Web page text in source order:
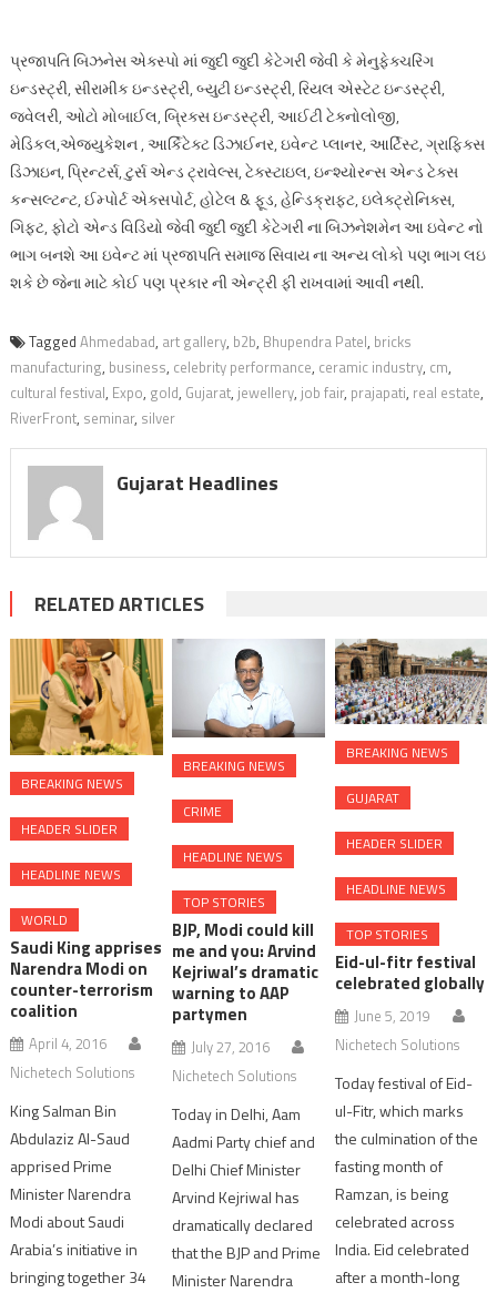
પ્રજાપતિ બિઝનેસ એક્સ્પો માં જુદી જુદી કેટેગરી જેવી કે મેનુફેક્ચરિંગ
ઇન્ડસ્ટ્રી, સીરામીક ઇન્ડસ્ટ્રી, બ્યુટી ઇન્ડસ્ટ્રી, રિયલ એસ્ટેટ ઇન્ડસ્ટ્રી,
જવેલરી, ઓટો મોબાઈલ, બ્રિક્સ ઇન્ડસ્ટ્રી, આઈટી ટેક્નોલોજી,
મેડિકલ,એજ્યુકેશન , આર્કિટેક્ટ ડિઝાઈનર, ઇવેન્ટ પ્લાનર, આર્ટિસ્ટ, ગ્રાફિક્સ
ડિઝાઇન, પ્રિન્ટર્સ, ટુર્સ એન્ડ ટ્રાવેલ્સ, ટેક્સ્ટાઇલ, ઇન્શ્યોરન્સ એન્ડ ટેક્સ
કન્સલ્ટન્ટ, ઈમ્પોર્ટ એક્સપોર્ટ, હોટેલ & ફૂડ, હેન્ડિક્રાફ્ટ, ઇલેક્ટ્રોનિક્સ,
ગિફ્ટ, ફોટો એન્ડ વિડિયો જેવી જુદી જુદી કેટેગરી ના બિઝનેશમેન આ ઇવેન્ટ નો
ભાગ બનશે આ ઇવેન્ટ માં પ્રજાપતિ સમાજ સિવાય ના અન્ય લોકો પણ ભાગ લઇ
શકે છે જેના માટે કોઈ પણ પ્રકાર ની એન્ટ્રી ફી રાખવામાં આવી નથી.
Tagged Ahmedabad, art gallery, b2b, Bhupendra Patel, bricks
manufacturing, business, celebrity performance, ceramic industry, cm,
cultural festival, Expo, gold, Gujarat, jewellery, job fair, prajapati, real estate,
RiverFront, seminar, silver
Gujarat Headlines
RELATED ARTICLES
BREAKING NEWS
HEADER SLIDER
HEADLINE NEWS
WORLD
Saudi King apprises
Narendra Modi on
counter-terrorism
coalition
April 4, 2016
Nichetech Solutions
King Salman Bin
Abdulaziz Al-Saud
apprised Prime
Minister Narendra
Modi about Saudi
Arabia’s initiative in
bringing together 34
BREAKING NEWS
CRIME
HEADLINE NEWS
TOP STORIES
BJP, Modi could kill
me and you: Arvind
Kejriwal’s dramatic
warning to AAP
partymen
July 27, 2016
Nichetech Solutions
Today in Delhi, Aam
Aadmi Party chief and
Delhi Chief Minister
Arvind Kejriwal has
dramatically declared
that the BJP and Prime
Minister Narendra
BREAKING NEWS
GUJARAT
HEADER SLIDER
HEADLINE NEWS
TOP STORIES
Eid-ul-fitr festival
celebrated globally
June 5, 2019
Nichetech Solutions
Today festival of Eid-
ul-Fitr, which marks
the culmination of the
fasting month of
Ramzan, is being
celebrated across
India. Eid celebrated
after a month-long